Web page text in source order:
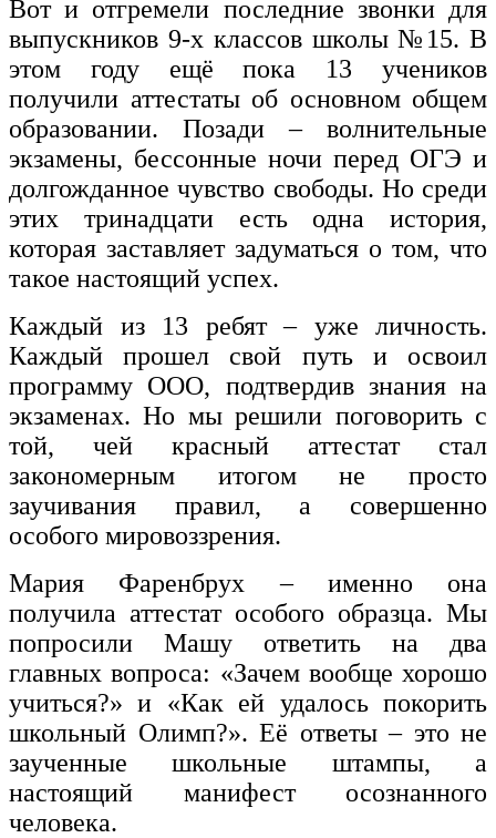
Вот и отгремели последние звонки для
выпускников 9-х классов школы №15. В
этом году ещё пока 13 учеников
получили аттестаты об основном общем
образовании. Позади – волнительные
экзамены, бессонные ночи перед ОГЭ и
долгожданное чувство свободы. Но среди
этих тринадцати есть одна история,
которая заставляет задуматься о том, что
такое настоящий успех.
Каждый из 13 ребят – уже личность.
Каждый прошел свой путь и освоил
программу ООО, подтвердив знания на
экзаменах. Но мы решили поговорить с
той, чей красный аттестат стал
закономерным итогом не просто
заучивания правил, а совершенно
особого мировоззрения.
Мария Фаренбрух – именно она
получила аттестат особого образца. Мы
попросили Машу ответить на два
главных вопроса: «Зачем вообще хорошо
учиться?» и «Как ей удалось покорить
школьный Олимп?». Её ответы – это не
заученные школьные штампы, а
настоящий манифест осознанного
человека.